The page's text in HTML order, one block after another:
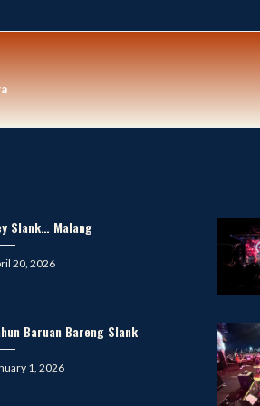
Slank… Malang
20, 2026
Baruan Bareng Slank
1, 2026